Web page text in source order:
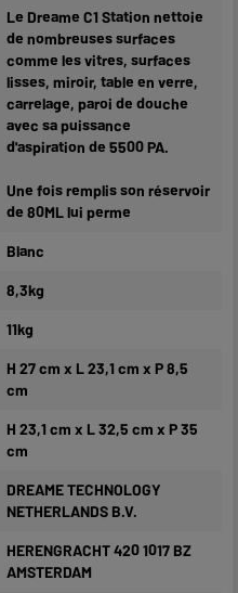
Le Dreame C1 Station nettoie
de nombreuses surfaces
comme les vitres, surfaces
lisses, miroir, table en verre,
carrelage, paroi de douche
avec sa puissance
d'aspiration de 5500 PA.
Une fois remplis son réservoir
de 80ML lui perme
Blanc
8,3kg
11kg
H 27 cm x L 23,1 cm x P 8,5
cm
H 23,1 cm x L 32,5 cm x P 35
cm
DREAME TECHNOLOGY
NETHERLANDS B.V.
HERENGRACHT 420 1017 BZ
AMSTERDAM